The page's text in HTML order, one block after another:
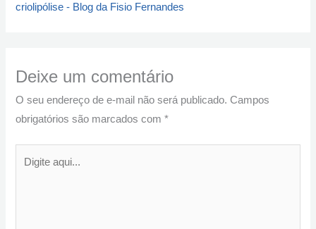
criolipólise - Blog da Fisio Fernandes
Deixe um comentário
O seu endereço de e-mail não será publicado. Campos
obrigatórios são marcados com*